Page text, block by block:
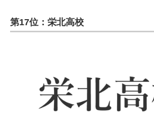
第17位：栄北高校